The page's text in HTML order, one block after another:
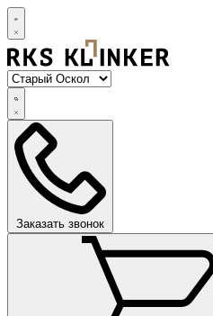
Заказать звонок